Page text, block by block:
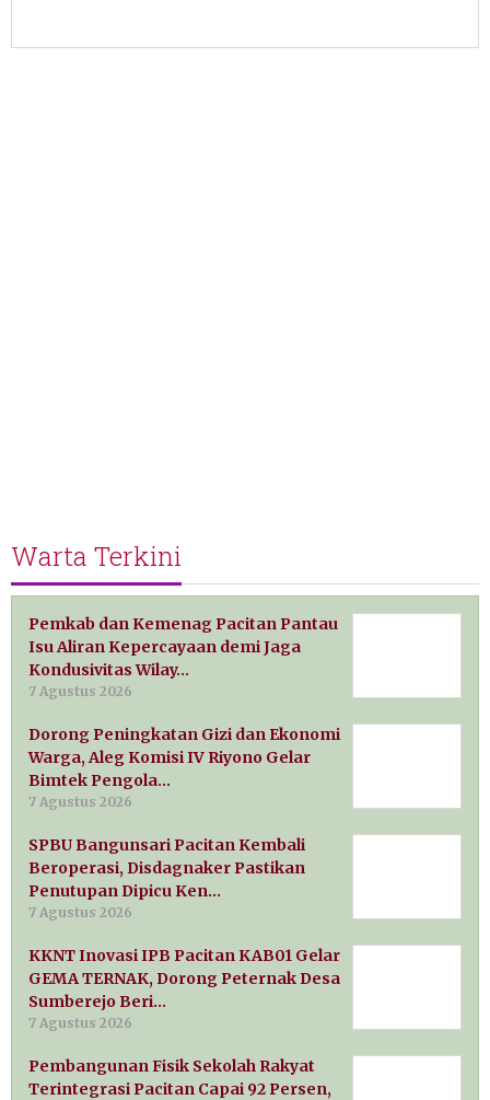
Warta Terkini
Pemkab dan Kemenag Pacitan Pantau
Isu Aliran Kepercayaan demi Jaga
Kondusivitas Wilay…
7 Agustus 2026
Dorong Peningkatan Gizi dan Ekonomi
Warga, Aleg Komisi IV Riyono Gelar
Bimtek Pengola…
7 Agustus 2026
SPBU Bangunsari Pacitan Kembali
Beroperasi, Disdagnaker Pastikan
Penutupan Dipicu Ken…
7 Agustus 2026
KKNT Inovasi IPB Pacitan KAB01 Gelar
GEMA TERNAK, Dorong Peternak Desa
Sumberejo Beri…
7 Agustus 2026
Pembangunan Fisik Sekolah Rakyat
Terintegrasi Pacitan Capai 92 Persen,